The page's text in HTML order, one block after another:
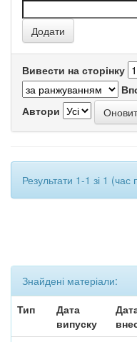
Вивести на сторінку
Автори
Результати 1-1 зі 1
Знайдені матеріали:
Тип
Дата
випуску